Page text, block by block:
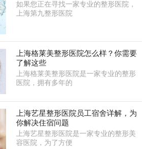
如果您正在寻找一家专业的整形医院，
上海第九整形医院
上海格莱美整形医院怎么样？你需要
了解这些
上海格莱美整形医院是一家专业的整形
医院，拥有多年的
上海艺星整形医院员工宿舍详解，为
你解决住宿问题
上海艺星整形医院是一家专业的整形美
容医院，为了方便